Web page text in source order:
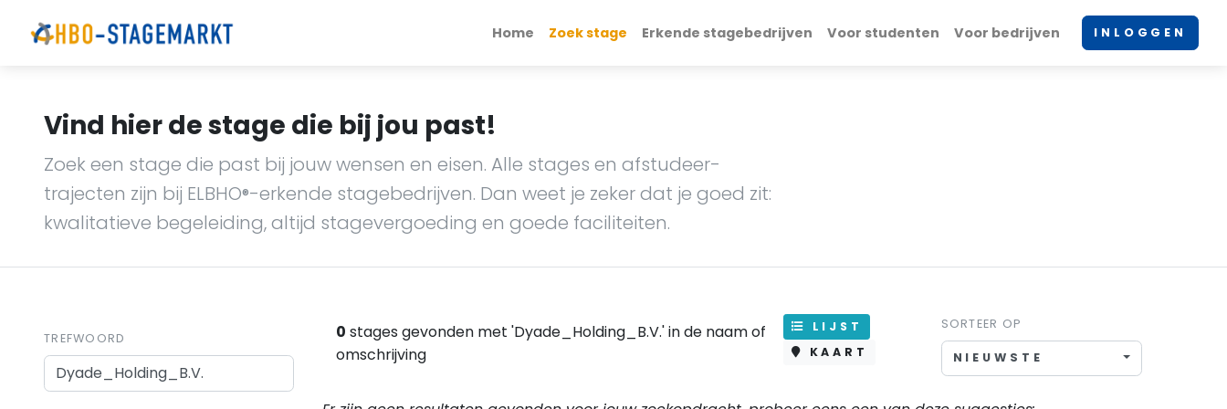
Home Zoek stage Erkende stagebedrijven Voor studenten Voor bedrijven INLOGGEN
Vind hier de stage die bij jou past!
Zoek een stage die past bij jouw wensen en eisen. Alle stages en afstudeer-
trajecten zijn bij ELBHO®-erkende stagebedrijven. Dan weet je zeker dat je goed zit:
kwalitatieve begeleiding, altijd stagevergoeding en goede faciliteiten.
TREFWOORD 0 stages gevonden met 'Dyade_Holding_B.V.' in de naam of
omschrijving
LIJST
KAART
SORTEER OP
NIEUWSTE